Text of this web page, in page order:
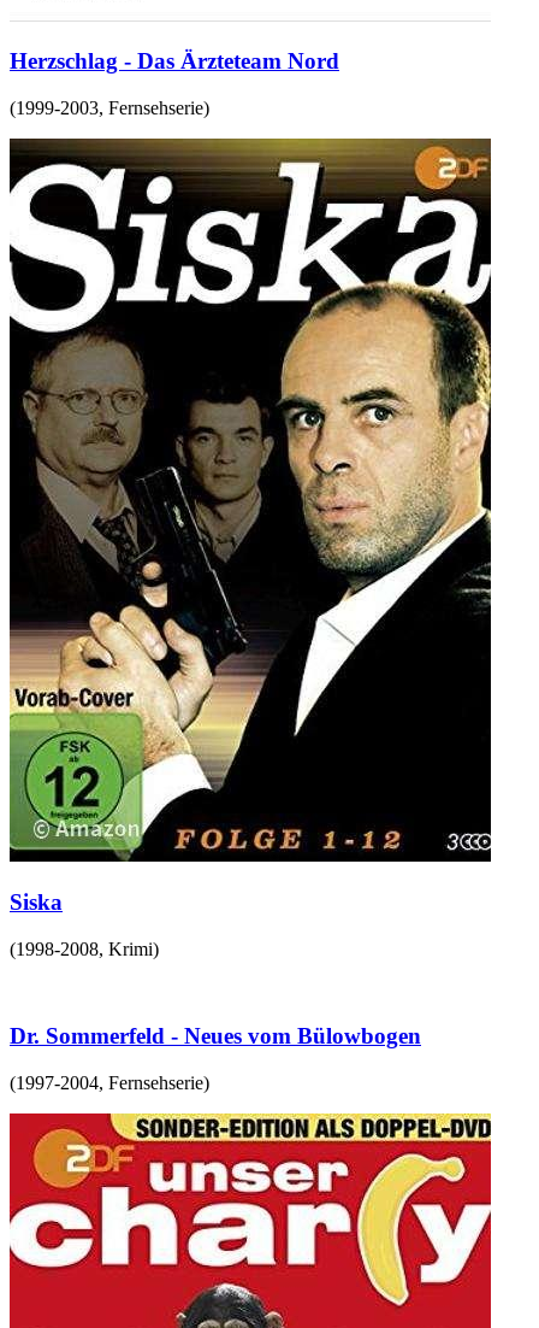
Herzschlag - Das Ärzteteam Nord
(1999-2003, Fernsehserie)
Siska
(1998-2008, Krimi)
Dr. Sommerfeld - Neues vom Bülowbogen
(1997-2004, Fernsehserie)